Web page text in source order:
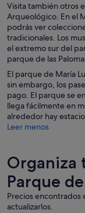
Visita también otros
Arqueológico. En el
podrás ver
tradicionales. Los
el extremo sur del
parque de las
El parque de María
sin embargo, los
pago. El parque se
llega fácilmente en
alrededor hay
Leer menos
Organiza
Parque
Precios encontrados
actualizarlos.